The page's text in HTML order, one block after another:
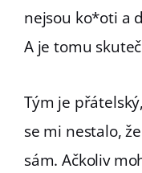
nejsou ko*oti a
A je tomu
Tým je
se mi nestalo,
sám. Ačkoliv